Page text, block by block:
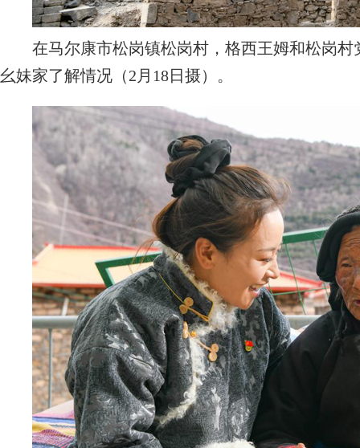
在马尔康市松岗镇松岗村，格西王姆和松岗村
幺妹家了解情况（2月18日摄）。